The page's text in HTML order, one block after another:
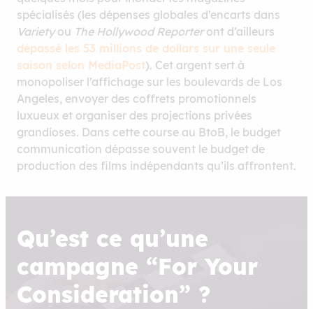
spécialisés (les dépenses globales d’encarts dans
Varietyou The Hollywood Reporteront d’ailleurs
dépassé les 53 millions de dollars sur une seule
saison selon MediaPost). Cet argent sert à
monopoliser l’affichage sur les boulevards de Los
Angeles, envoyer des coffrets promotionnels
luxueux et organiser des projections privées
grandioses. Dans cette course au BtoB, le budget
communication dépasse souvent le budget de
production des films indépendants qu’ils affrontent.
Qu’est ce qu’une
campagne “For Your
Consideration” ?